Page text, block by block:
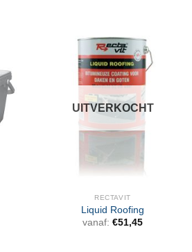
UITVERKOCHT
RECTAVIT
Liquid Roofing
vanaf: €51,45